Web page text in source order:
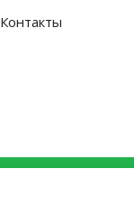
Контакты